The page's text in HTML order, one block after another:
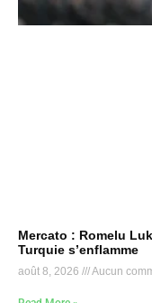
Mercato : Romelu
Turquie s’enflamme
août 8, 2026 Aucun